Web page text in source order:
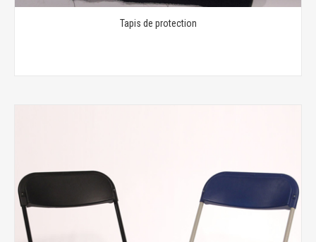
Tapis de protection